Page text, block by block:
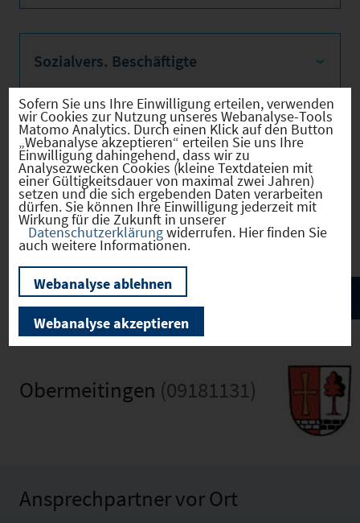
Sozialvers. Beschäftigte
Verkehrsinfrastruktur
Kommunale Infrastruktur
Obermeitingen (09181131)
Ansprechpartner vor Ort
Sofern Sie uns Ihre Einwilligung erteilen, verwenden
wir Cookies zur Nutzung unseres Webanalyse-Tools
Matomo Analytics. Durch einen Klick auf den Button
„Webanalyse akzeptieren“ erteilen Sie uns Ihre
Einwilligung dahingehend, dass wir zu
Analysezwecken Cookies (kleine Textdateien mit
einer Gültigkeitsdauer von maximal zwei Jahren)
setzen und die sich ergebenden Daten verarbeiten
dürfen. Sie können Ihre Einwilligung jederzeit mit
Wirkung für die Zukunft in unserer
Datenschutzerklärungwiderrufen. Hier finden Sie
auch weitere Informationen.
Webanalyse ablehnen
Webanalyse akzeptieren